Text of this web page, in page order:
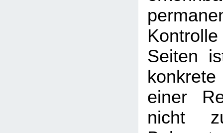
Seiten
einer
nicht